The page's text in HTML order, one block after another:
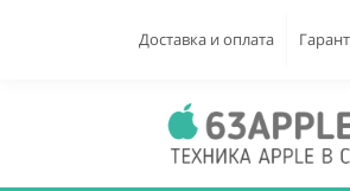
Доставка и оплата